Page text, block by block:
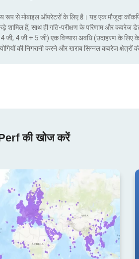
रूप से मोबाइल ऑपरेटरों के लिए है। यह एक मौजूदा
शामिल हैं, साथ ही गति-परीक्षण के परिणाम और कवरेज
जी, 4 जी + 5 जी) एक विन्यास अवधि (उदाहरण के
की निगरानी करने और खराब सिग्नल कवरेज
की खोज करें